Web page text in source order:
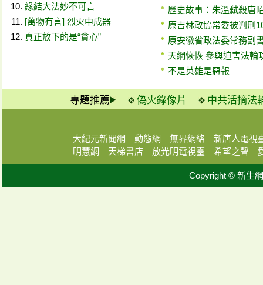
緣結大法妙不可言
[萬物有言] 烈火中成器
真正放下的是“貪心”
歷史故事：朱溫弒殺唐
原吉林政協常委被判刑
原安徽省政法委常務副
天網恢恢 參與迫害法輪
不是英雄是惡報
專題推薦 偽火錄像片 中共活摘法
大紀元新聞網 動態網 無界網絡
新唐人電視
明慧網
天梯書店 放光明電視臺 希望之聲
Copyright © 新生